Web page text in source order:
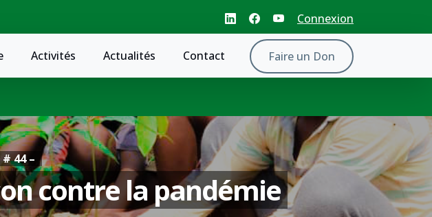
Connexion
Activités Actualités Contact Faire un Don
44 –
contre la pandémie